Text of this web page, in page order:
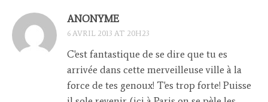
ANONYME
6 AVRIL 2013 AT 20H23
C'est fantastique de se dire que tu es
arrivée dans cette merveilleuse ville à la
force de tes genoux! T'es trop forte! Puisse